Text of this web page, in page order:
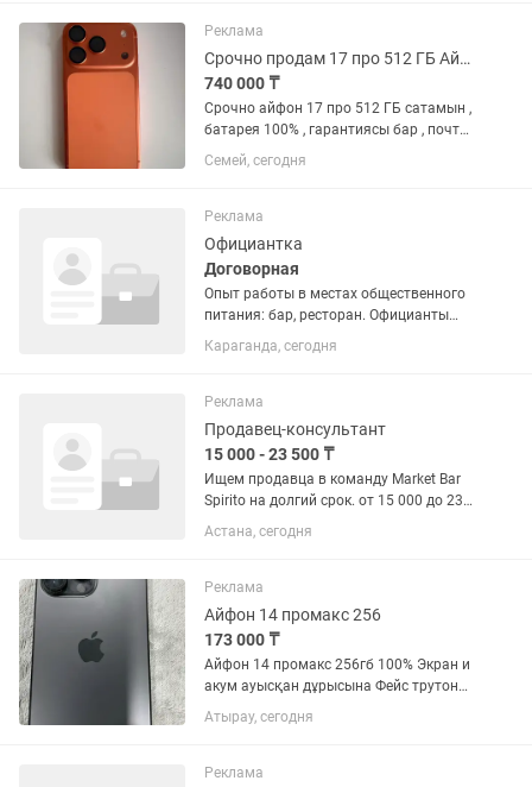
телефон және зарядтау кабелі бар.
Қорабы...
Реклама
Срочно продам 17 про 512 ГБ Айфон
740 000 ₸
Срочно айфон 17 про 512 ГБ сатамын ,
батарея 100% , гарантиясы бар , почти
новый , чехол 3 шт бар , коробкасы бәрі
бар , зашитый стекло и камера
десеңіз бағасын...
Семей, сегодня
Реклама
Официантка
Договорная
Опыт работы в местах общественного
питания: бар, ресторан. Официанты
требуются на Новый объект, банный
Комплекс, в рестобаревич.
Караганда, сегодня
Реклама
Продавец-консультант
15 000 - 23 500 ₸
Ищем продавца в команду Market Bar
Spirito на долгий срок. от 15 000 до 23
000 тг за смену (10,000тг оклад + %)
Астана, улица Туркестан 30.
График: 5/2, 4/4 или...
Астана, сегодня
Реклама
Айфон 14 промакс 256
173 000 ₸
Айфон 14 промакс 256гб 100% Экран и
акум ауысқан дұрысына Фейс трутон
бар Обмен только айфон
Атырау, сегодня
Реклама